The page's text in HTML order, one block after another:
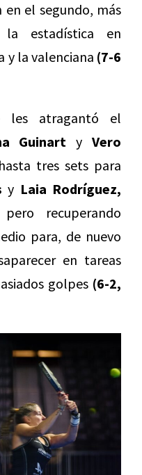
el segundo, más
la estadística en
y la valenciana (7-6
les atragantó el
Guinart yVero
tres sets para
y Laia Rodríguez,
recuperando
para, de nuevo
en tareas
golpes (6-2,